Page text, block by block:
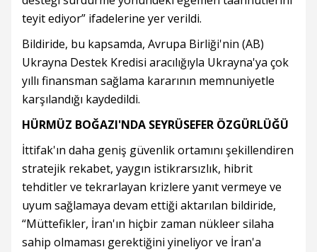
teyit ediyor” ifadelerine yer verildi.
Bildiride, bu kapsamda, Avrupa Birliği'nin (AB)
Ukrayna Destek Kredisi aracılığıyla Ukrayna'ya çok
yıllı finansman sağlama kararının memnuniyetle
karşılandığı kaydedildi.
HÜRMÜZ BOĞAZI'NDA SEYRÜSEFER ÖZGÜRLÜĞÜ
İttifak'ın daha geniş güvenlik ortamını şekillendiren
stratejik rekabet, yaygın istikrarsızlık, hibrit
tehditler ve tekrarlayan krizlere yanıt vermeye ve
uyum sağlamaya devam ettiği aktarılan bildiride,
“Müttefikler, İran'ın hiçbir zaman nükleer silaha
sahip olmaması gerektiğini yineliyor ve İran'a